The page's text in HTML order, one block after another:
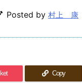
Posted by 村上 康
Copy